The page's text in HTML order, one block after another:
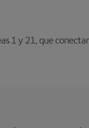
1 y 21, que